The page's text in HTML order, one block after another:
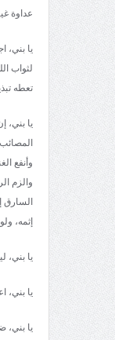
عداوة
يا بني،
لثواب
تعطه
يا بني،
المصائب
وأنفع
والزم
السارق
إثمه،
يا
يا بني،
يا بني،